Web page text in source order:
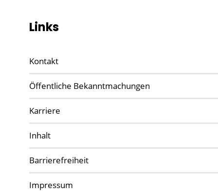
Links
Kontakt
Öffentliche Bekanntmachungen
Karriere
Inhalt
Barrierefreiheit
Impressum